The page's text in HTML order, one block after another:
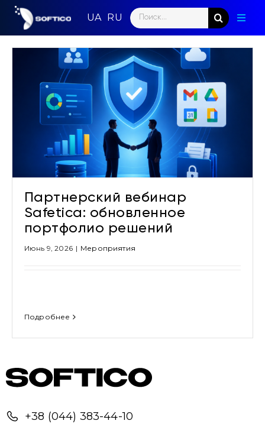
Skip
content
Search
for:
Партнерский вебинар
Safetica: обновленное
портфолио решений
Июнь 9, 2026 | Мероприятия
Подробнее
+38 (044) 383-44-10